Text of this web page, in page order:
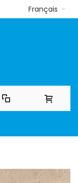
Français